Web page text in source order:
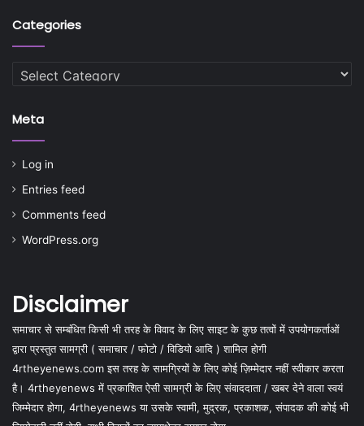
Categories
Categories
Meta
Log in
Entries feed
Comments feed
WordPress.org
Disclaimer
समाचार से सम्बंधित किसी भी तरह के विवाद के लिए साइट के कुछ तत्वों में उपयोगकर्ताओं
द्वारा प्रस्तुत सामग्री ( समाचार / फोटो / विडियो आदि ) शामिल होगी
4rtheyenews.com इस तरह के सामग्रियों के लिए कोई ज़िम्मेदार नहीं स्वीकार करता
है। 4rtheyenews में प्रकाशित ऐसी सामग्री के लिए संवाददाता / खबर देने वाला स्वयं
जिम्मेदार होगा, 4rtheyenews या उसके स्वामी, मुद्रक, प्रकाशक, संपादक की कोई भी